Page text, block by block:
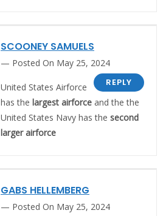
SCOONEY SAMUELS
Posted On May 25, 2024
REPLY
United States Airforce
has the largest airforce and the the
United States Navy has the second
larger airforce
GABS HELLEMBERG
Posted On May 25, 2024